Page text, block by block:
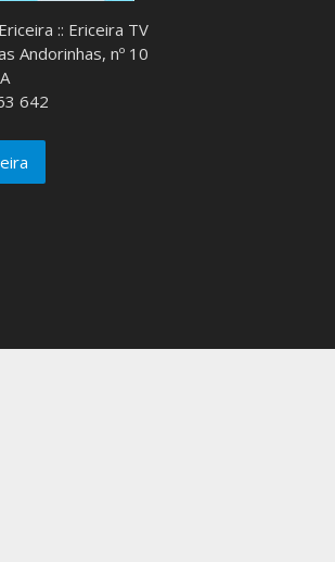
:: Ericeira TV
Andorinhas, nº 10
642